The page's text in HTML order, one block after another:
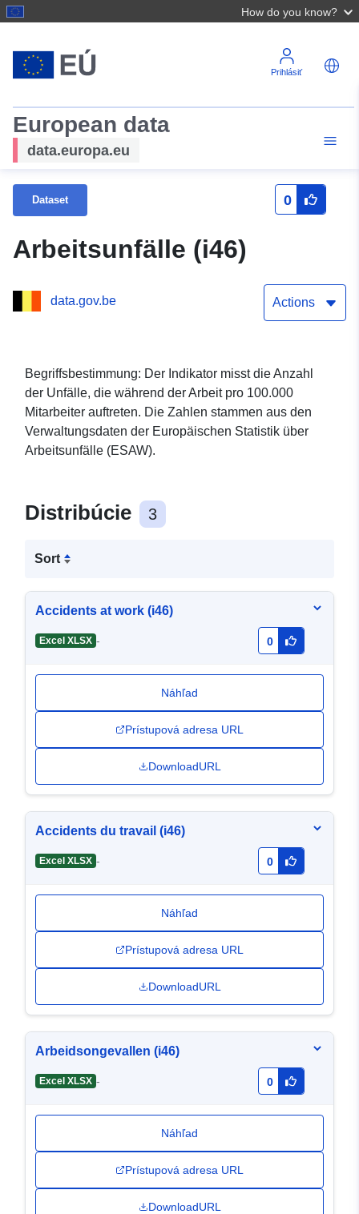
How do you know?
Prihlásiť
European data
data.europa.eu
Dataset 0
Arbeitsunfälle (i46)
data.gov.be Actions
Begriffsbestimmung: Der Indikator misst die Anzahl
der Unfälle, die während der Arbeit pro 100.000
Mitarbeiter auftreten. Die Zahlen stammen aus den
Verwaltungsdaten der Europäischen Statistik über
Arbeitsunfälle (ESAW).
Distribúcie 3
Sort
Accidents at work (i46)
Excel XLSX - 0
Náhľad
Prístupová adresa URL
DownloadURL
Accidents du travail (i46)
Excel XLSX - 0
Náhľad
Prístupová adresa URL
DownloadURL
Arbeidsongevallen (i46)
Excel XLSX - 0
Náhľad
Prístupová adresa URL
DownloadURL